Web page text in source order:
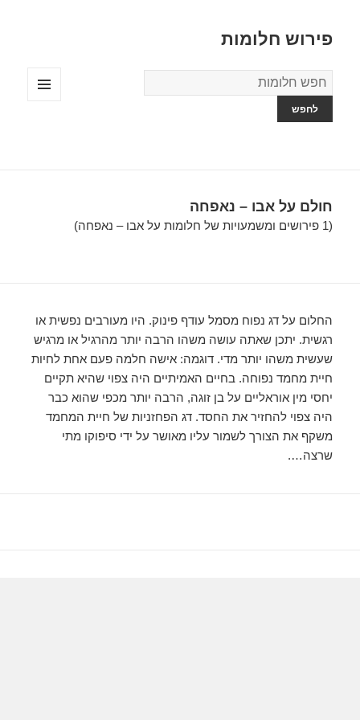
פירוש חלומות
מילון
החלומות
חולם על אבו – נאפחה
(1 פירושים ומשמעויות של חלומות על אבו – נאפחה)
החלום על דג נפוח מסמל עודף פינוק. היו מעורבים נפשית או
רגשית. יתכן שאתה עושה משהו הרבה יותר מהרגיל או מרגיש
שעשית משהו יותר מדי. דוגמה: אישה חלמה פעם אחת לחיות
חיית מחמד נפוחה. בחיים האמיתיים היה צפוי שהיא תקיים
יחסי מין אוראליים על בן זוגה, הרבה יותר מכפי שהוא כבר
היה צפוי להחזיר את החסד. דג הפחזניות של חיית המחמד
משקף את הצורך לשמור עליו מאושר על ידי סיפוקו מתי
שרצה….